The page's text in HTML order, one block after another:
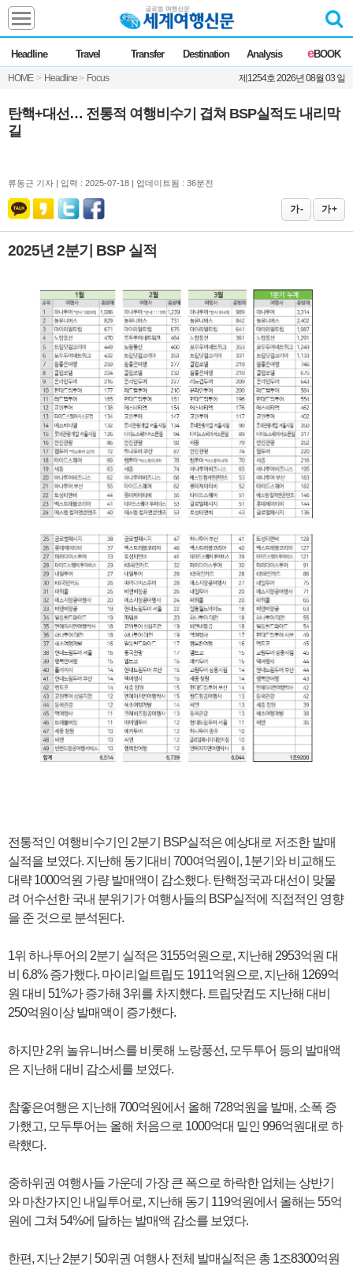
Headline Travel Transfer Destination Analysis eBOOK
HOME > Headline > Focus 제1254호 2026년 08월 03 일
Headline
전체 News
Commentary Opinion
Focus Marketing
ZoomIn
Transfer
Destination
Analysis
탄핵+대선… 전통적 여행비수기 겹쳐 BSP실적도 내리막
길
류동근 기자 | 입력 : 2025-07-18 | 업데이트됨 : 36분전
가 - 가 +
2025년 2분기 BSP 실적
전통적인 여행비수기인 2분기 BSP실적은 예상대로 저조한 발매
실적을 보였다. 지난해 동기대비 700여억원이, 1분기와 비교해도
대략 1000억원 가량 발매액이 감소했다. 탄핵정국과 대선이 맞물
려 어수선한 국내 분위기가 여행사들의 BSP실적에 직접적인 영향
을 준 것으로 분석된다.
1위 하나투어의 2분기 실적은 3155억원으로, 지난해 2953억원 대
비 6.8% 증가했다. 마이리얼트립도 1911억원으로, 지난해 1269억
원 대비 51%가 증가해 3위를 차지했다. 트립닷컴도 지난해 대비
250억원이상 발매액이 증가했다.
하지만 2위 놀유니버스를 비롯해 노랑풍선, 모두투어 등의 발매액
은 지난해 대비 감소세를 보였다.
참좋은여행은 지난해 700억원에서 올해 728억원을 발매, 소폭 증
가했고, 모두투어는 올해 처음으로 1000억대 밑인 996억원대로 하
락했다.
중하위권 여행사들 가운데 가장 큰 폭으로 하락한 업체는 상반기
와 마찬가지인 내일투어로, 지난해 동기 119억원에서 올해는 55억
원에 그쳐 54%에 달하는 발매액 감소를 보였다.
한편, 지난 2분기 50위권 여행사 전체 발매실적은 총 1조8300억원